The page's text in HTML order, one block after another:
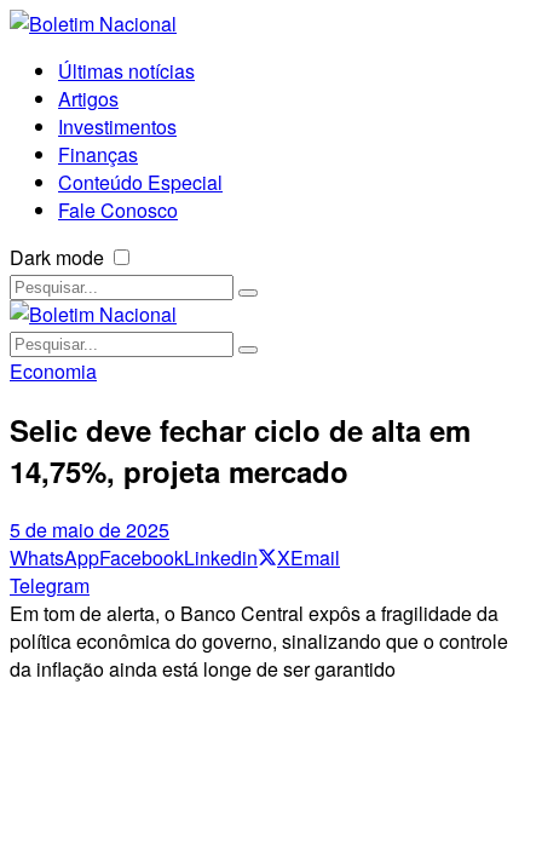
Últimas notícias
Artigos
Investimentos
Finanças
Conteúdo Especial
Fale Conosco
Dark mode
Economia
Selic deve fechar ciclo de alta em
14,75%, projeta mercado
5 de maio de 2025
WhatsAppFacebookLinkedin XEmail
Telegram
Em tom de alerta, o Banco Central expôs a fragilidade da
política econômica do governo, sinalizando que o controle
da inflação ainda está longe de ser garantido